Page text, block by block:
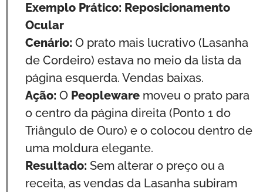
Exemplo Prático: Reposicionamento
Ocular
Cenário: O prato mais lucrativo (Lasanha
de Cordeiro) estava no meio da lista da
página esquerda. Vendas baixas.
Ação: O Peopleware moveu o prato para
o centro da página direita (Ponto 1 do
Triângulo de Ouro) e o colocou dentro de
uma moldura elegante.
Resultado: Sem alterar o preço ou a
receita, as vendas da Lasanha subiram